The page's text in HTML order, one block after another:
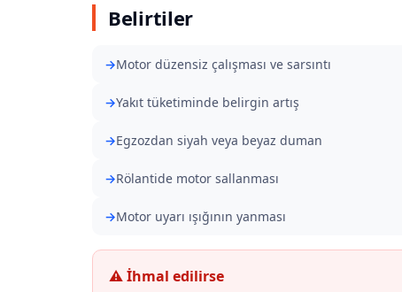
Belirtiler
Motor düzensiz çalışması ve sarsıntı
Yakıt tüketiminde belirgin artış
Egzozdan siyah veya beyaz duman
Rölantide motor sallanması
Motor uyarı ışığının yanması
⚠ İhmal edilirse